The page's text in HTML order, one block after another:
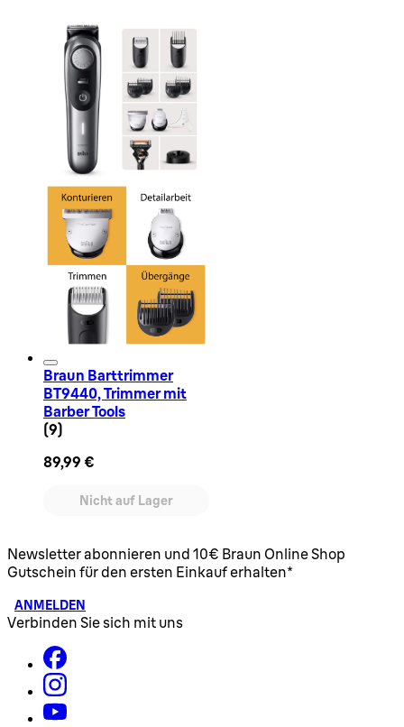
Braun Barttrimmer
BT9440, Trimmer mit
Barber Tools
4.33 Sternbewertung basierend auf 9 Bewertungen
(9)
89,99 €
Nicht auf Lager
Newsletter abonnieren und 10€ Braun Online Shop
Gutschein für den ersten Einkauf erhalten*
ANMELDEN
Verbinden Sie sich mit uns